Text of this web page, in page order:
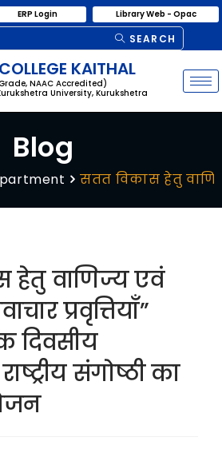
ERP Login Library Web - Opac
SEARCH
KAITHAL
NAAC Accredited)
University, Kurukshetra
Blog
सतत विकास हेतु
हेतु वाणिज्य एवं
प्रवृत्तियाँ”
दिवसीय
संगोष्ठी का